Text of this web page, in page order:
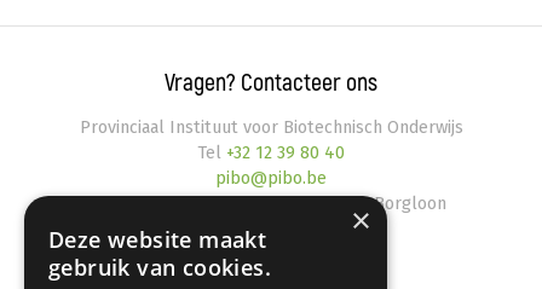
Vragen? Contacteer ons
Provinciaal Instituut voor Biotechnisch Onderwijs
Tel +32 12 39 80 40
pibo@pibo.be
Tongeren-Borgloon
×
Deze website maakt
gebruik van cookies.